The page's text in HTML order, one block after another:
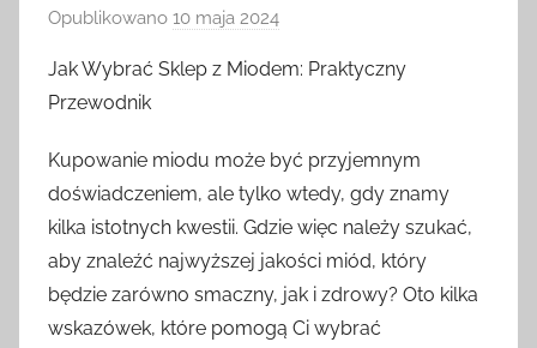
Opublikowano 10 maja 2024
z
a
m
i
n
Jak Wybrać Sklep z Miodem: Praktyczny
Przewodnik
Kupowanie miodu może być przyjemnym
doświadczeniem, ale tylko wtedy, gdy znamy
kilka istotnych kwestii. Gdzie więc należy szukać,
aby znaleźć najwyższej jakości miód, który
będzie zarówno smaczny, jak i zdrowy? Oto kilka
wskazówek, które pomogą Ci wybrać